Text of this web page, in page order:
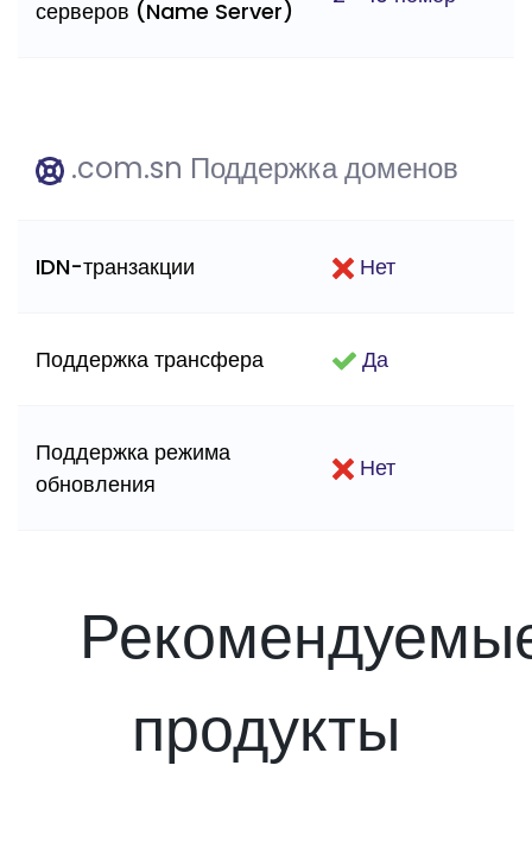
серверов (Name Server)
.com.sn Поддержка доменов
IDN-транзакции Нет
Поддержка трансфера Да
Поддержка режима
обновления
Нет
продукты